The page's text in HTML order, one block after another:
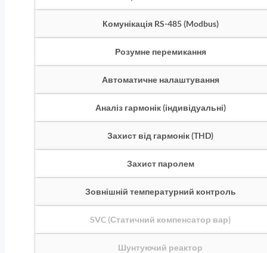
Комунікація RS-485 (Modbus)
Розумне перемикання
Автоматичне налаштування
Аналіз гармонік (індивідуальні)
Захист від гармонік (THD)
Захист паролем
Зовнішній температурний контроль
SVC (Статичний компенсатор вар)
Шунтуючий реактор